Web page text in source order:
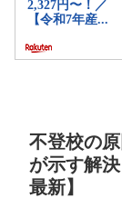
不登校の
が示す解
最新】